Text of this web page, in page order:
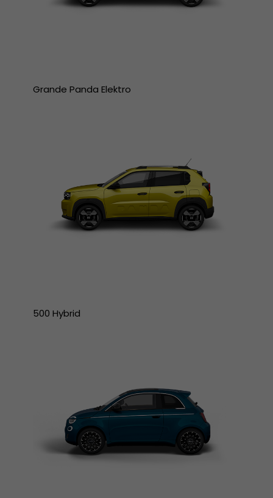
Grande Panda Elektro
500 Hybrid